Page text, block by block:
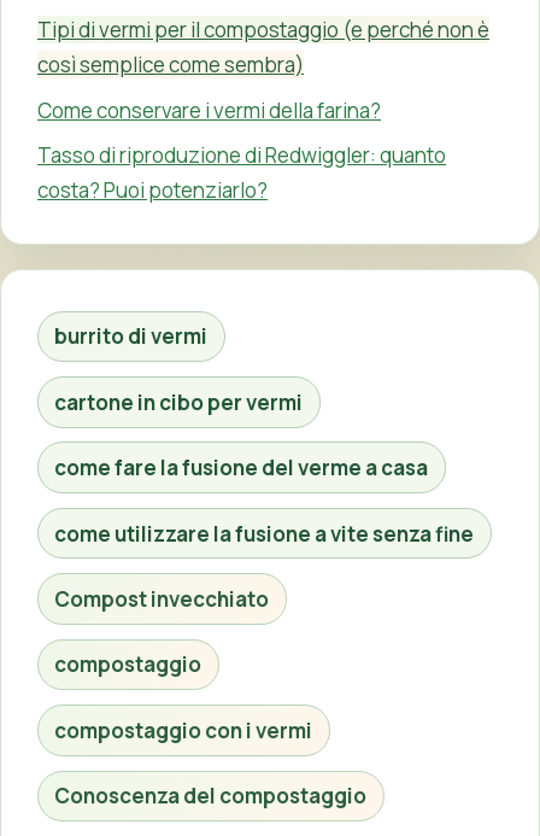
Tipi di vermi per il compostaggio (e perché non è
così semplice come sembra)
Come conservare i vermi della farina?
Tasso di riproduzione di Redwiggler: quanto
costa? Puoi potenziarlo?
burrito di vermi
cartone in cibo per vermi
come fare la fusione del verme a casa
come utilizzare la fusione a vite senza fine
Compost invecchiato
compostaggio
compostaggio con i vermi
Conoscenza del compostaggio